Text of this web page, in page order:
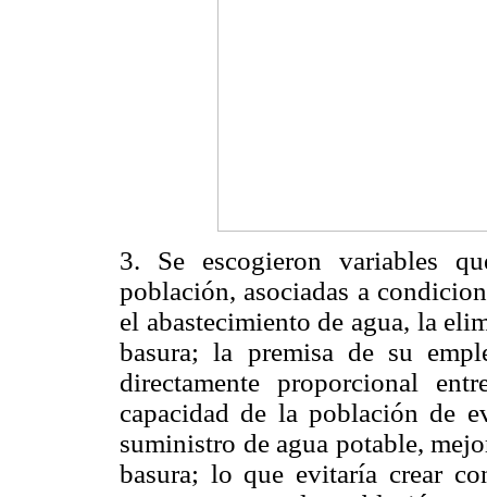
3. Se escogieron variables
población, asociadas a
el abastecimiento de agua, la
basura; la premisa de su
directamente proporcional
capacidad de la población de
suministro de agua potable,
basura; lo que evitaría crear